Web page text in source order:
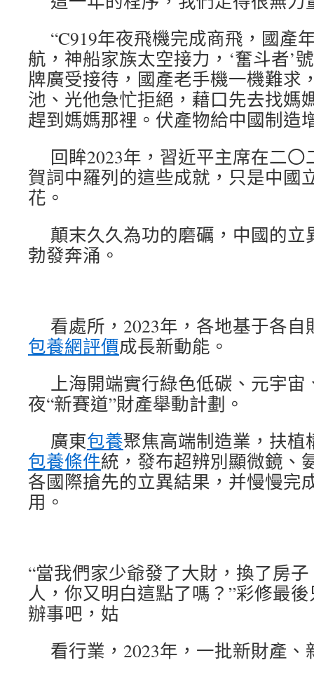
“C919年夜飛機完成商飛，國產
航，神船家族太空接力，‘奮斗者’
牌廣受接待，國產老手機一機難求
池、光他急忙拒絕，藉口先去找媽
趕到媽媽那裡。伏產物給中國制造
回眸2023年，習近平主席在二〇
賀詞中羅列的這些成就，只是中國
花。
顛末久久為功的磨礪，中國的
勃發奔涌。
看處所，2023年，各地基于各
包養網評價成長新動能。
上海開端實行綠色低碳、元宇
夜“新賽道”財產舉動計劃。
廣東包養聚焦高端制造業，扶
包養條件統，發布超辨別顯微鏡、
各國際搶先的立異結果，并慢慢完
用。
“當我們家少爺發了大財，換了房
人，你又明白這點了嗎？”彩修最
辦事吧，姑
看行業，2023年，一批新財產